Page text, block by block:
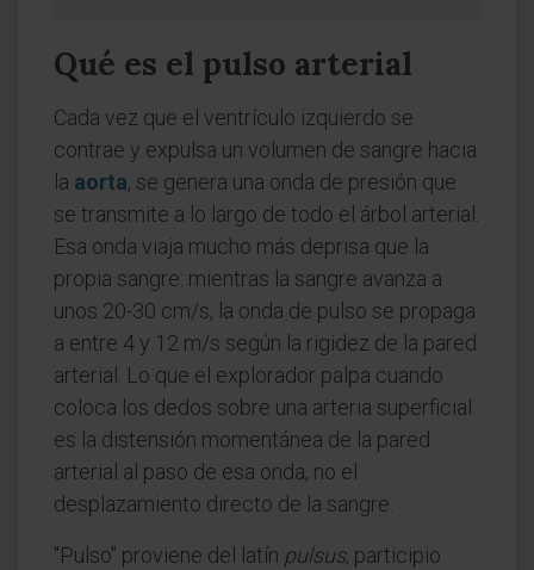
Qué es el pulso arterial
Cada vez que el ventrículo izquierdo se
contrae y expulsa un volumen de sangre hacia
la aorta, se genera una onda de presión que
se transmite a lo largo de todo el árbol arterial.
Esa onda viaja mucho más deprisa que la
propia sangre: mientras la sangre avanza a
unos 20-30 cm/s, la onda de pulso se propaga
a entre 4 y 12 m/s según la rigidez de la pared
arterial. Lo que el explorador palpa cuando
coloca los dedos sobre una arteria superficial
es la distensión momentánea de la pared
arterial al paso de esa onda, no el
desplazamiento directo de la sangre.
"Pulso" proviene del latín pulsus, participio